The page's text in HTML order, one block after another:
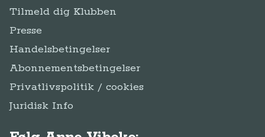
Tilmeld dig Klubben
Presse
Handelsbetingelser
Abonnementsbetingelser
Privatlivspolitik / cookies
Juridisk Info